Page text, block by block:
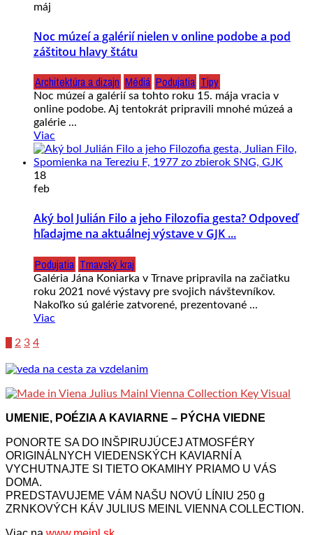
máj
Noc múzeí a galérií nielen v online podobe a pod
záštitou hlavy štátu
Architektúra a dizajn Médiá Podujatia Tipy
Noc múzeí a galérií sa tohto roku 15. mája vracia v
online podobe. Aj tentokrát pripravili mnohé múzeá a
galérie ...
Viac
18
feb
Aký bol Julián Filo a jeho Filozofia gesta? Odpoveď
hľadajme na aktuálnej výstave v GJK ...
Podujatia Trnavský kraj
Galéria Jána Koniarka v Trnave pripravila na začiatku
roku 2021 nové výstavy pre svojich návštevníkov.
Nakoľko sú galérie zatvorené, prezentované ...
Viac
2 3 4
UMENIE, POÉZIA A KAVIARNE – PÝCHA VIEDNE
PONORTE SA DO INŠPIRUJÚCEJ ATMOSFÉRY
ORIGINÁLNYCH VIEDENSKÝCH KAVIARNÍ A
VYCHUTNAJTE SI TIETO OKAMIHY PRIAMO U VÁS
DOMA.
PREDSTAVUJEME VÁM NAŠU NOVÚ LÍNIU 250 g
ZRNKOVÝCH KÁV JULIUS MEINL VIENNA COLLECTION.